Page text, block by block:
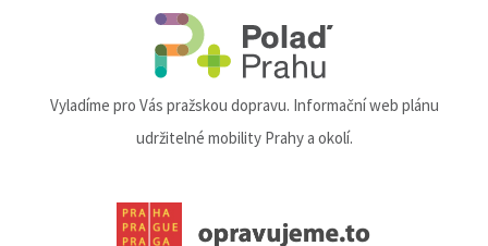
Vyladíme pro Vás pražskou dopravu. Informační web plánu
udržitelné mobility Prahy a okolí.